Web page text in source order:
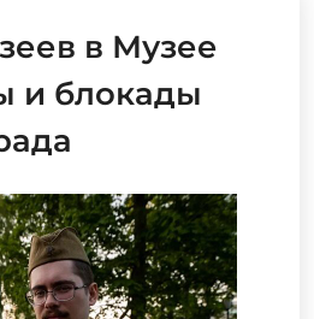
в Музее
и блокады